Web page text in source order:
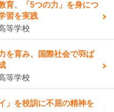
育、「5つの力」を身につ
習を実践
等学校
を育み、国際社会で羽ば
等学校
」を校訓に不屈の精神を